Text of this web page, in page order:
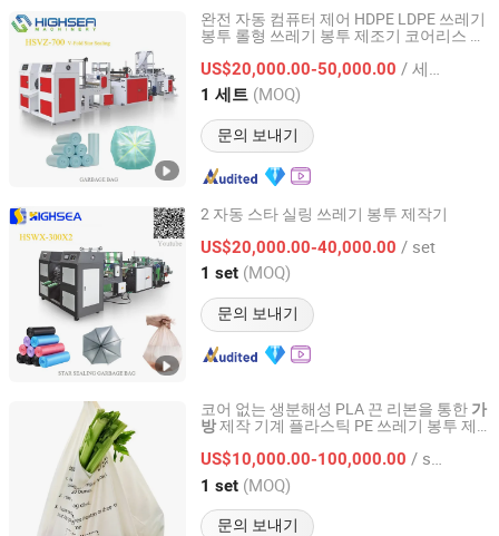
완전 자동 컴퓨터 제어 HDPE LDPE 쓰레기
봉투 롤형 쓰레기 봉투 제조기 코어리스 스
US$20,000.00-50,000.00 / 세트
1 세트 (MOQ)
문의 보내기
Wenzhou High Sea Machinery Co., Ltd.
Zhejiang, China 이후 2007
2 자동 스타 실링 쓰레기 봉투 제작기
US$20,000.00-40,000.00 / set
1 set (MOQ)
문의 보내기
Wenzhou High Sea Machinery Co., Ltd.
Zhejiang, China 이후 2007
코어 없는 생분해성 PLA 끈 리본을 통한 가
방제작 기계 플라스틱 PE 쓰레기 봉투 제
US$10,000.00-100,000.00 / set
1 set (MOQ)
문의 보내기
Wenzhou High Sea Machinery Co., Ltd.
Zhejiang, China 이후 2007